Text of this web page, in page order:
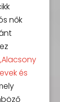
nők
és